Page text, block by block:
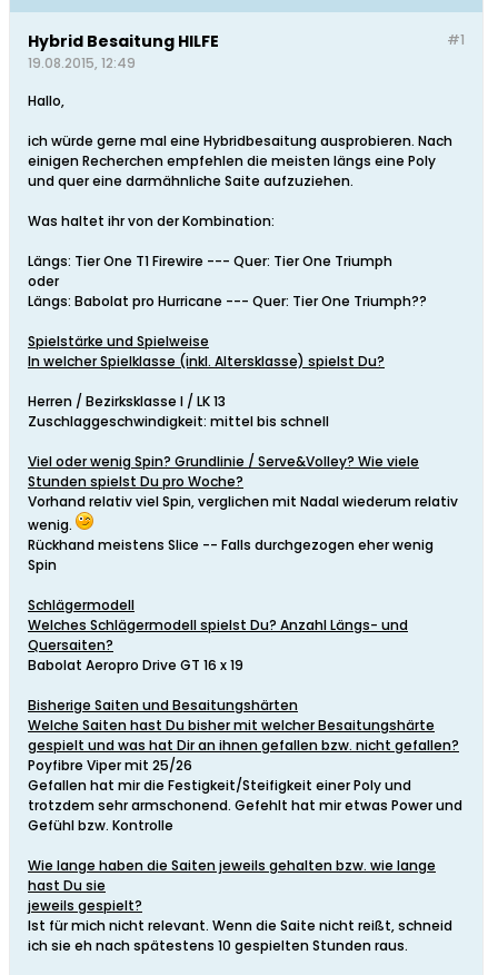
#1
Hybrid Besaitung HILFE
19.08.2015, 12:49
Hallo,
ich würde gerne mal eine Hybridbesaitung ausprobieren. Nach
einigen Recherchen empfehlen die meisten längs eine Poly
und quer eine darmähnliche Saite aufzuziehen.
Was haltet ihr von der Kombination:
Längs: Tier One T1 Firewire --- Quer: Tier One Triumph
oder
Längs: Babolat pro Hurricane --- Quer: Tier One Triumph??
Spielstärke und Spielweise
In welcher Spielklasse (inkl. Altersklasse) spielst Du?
Herren / Bezirksklasse I / LK 13
Zuschlaggeschwindigkeit: mittel bis schnell
Viel oder wenig Spin? Grundlinie / Serve&Volley? Wie viele
Stunden spielst Du pro Woche?
Vorhand relativ viel Spin, verglichen mit Nadal wiederum relativ
wenig.
Rückhand meistens Slice -- Falls durchgezogen eher wenig
Spin
Schlägermodell
Welches Schlägermodell spielst Du? Anzahl Längs- und
Quersaiten?
Babolat Aeropro Drive GT 16 x 19
Bisherige Saiten und Besaitungshärten
Welche Saiten hast Du bisher mit welcher Besaitungshärte
gespielt und was hat Dir an ihnen gefallen bzw. nicht gefallen?
Poyfibre Viper mit 25/26
Gefallen hat mir die Festigkeit/Steifigkeit einer Poly und
trotzdem sehr armschonend. Gefehlt hat mir etwas Power und
Gefühl bzw. Kontrolle
Wie lange haben die Saiten jeweils gehalten bzw. wie lange
hast Du sie
jeweils gespielt?
Ist für mich nicht relevant. Wenn die Saite nicht reißt, schneid
ich sie eh nach spätestens 10 gespielten Stunden raus.